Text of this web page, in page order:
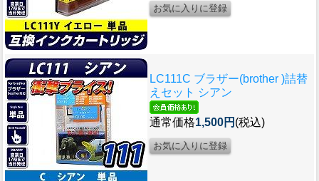
LC111C ブラザー(brother )詰替
えセット シアン
通常価格1,500円 (税込)